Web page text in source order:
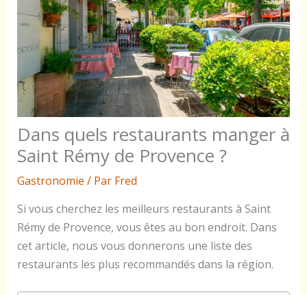
Dans quels restaurants manger à
Saint Rémy de Provence ?
Gastronomie / Par Fred
Si vous cherchez les meilleurs restaurants à Saint
Rémy de Provence, vous êtes au bon endroit. Dans
cet article, nous vous donnerons une liste des
restaurants les plus recommandés dans la région.